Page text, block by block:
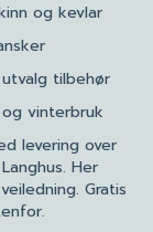
og kevlar
tilbehør
vinterbruk
levering over
Her
Gratis